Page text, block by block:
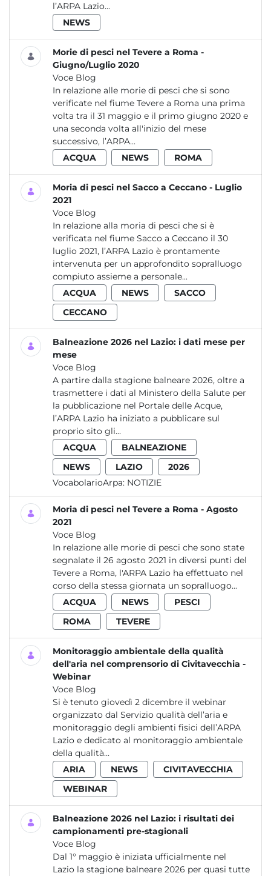
l’ARPA Lazio...
NEWS
Morie di pesci nel Tevere a Roma -
Giugno/Luglio 2020
Voce Blog
In relazione alle morie di pesci che si sono
verificate nel fiume Tevere a Roma una prima
volta tra il 31 maggio e il primo giugno 2020 e
una seconda volta all'inizio del mese
successivo, l’ARPA...
ACQUA
NEWS ROMA
Moria di pesci nel Sacco a Ceccano - Luglio
2021
Voce Blog
In relazione alla moria di pesci che si è
verificata nel fiume Sacco a Ceccano il 30
luglio 2021, l’ARPA Lazio è prontamente
intervenuta per un approfondito sopralluogo
compiuto assieme a personale...
ACQUA
NEWS
SACCO
CECCANO
Balneazione 2026 nel Lazio: i dati mese per
mese
Voce Blog
A partire dalla stagione balneare 2026, oltre a
trasmettere i dati al Ministero della Salute per
la pubblicazione nel Portale delle Acque,
l’ARPA Lazio ha iniziato a pubblicare sul
proprio sito gli...
ACQUA
BALNEAZIONE
NEWS
LAZIO
2026
VocabolarioArpa: NOTIZIE
Moria di pesci nel Tevere a Roma - Agosto
2021
Voce Blog
In relazione alle morie di pesci che sono state
segnalate il 26 agosto 2021 in diversi punti del
Tevere a Roma, l'ARPA Lazio ha effettuato nel
corso della stessa giornata un sopralluogo...
ACQUA
NEWS
PESCI
ROMA
TEVERE
Monitoraggio ambientale della qualità
dell'aria nel comprensorio di Civitavecchia -
Webinar
Voce Blog
Si è tenuto giovedì 2 dicembre il webinar
organizzato dal Servizio qualità dell’aria e
monitoraggio degli ambienti fisici dell’ARPA
Lazio e dedicato al monitoraggio ambientale
della qualità...
ARIA
NEWS
CIVITAVECCHIA
WEBINAR
Balneazione 2026 nel Lazio: i risultati dei
campionamenti pre-stagionali
Voce Blog
Dal 1° maggio è iniziata ufficialmente nel
Lazio la stagione balneare 2026 per quasi tutte